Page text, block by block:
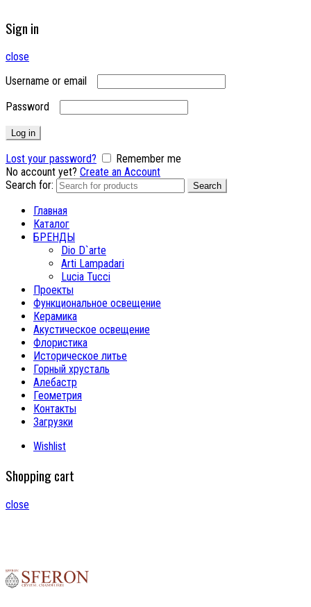
Sign in
close
Username or email
Password
Log in
Lost your password?
Remember me
No account yet? Create an Account
Search for:
Search
Главная
Каталог
БРЕНДЫ
Dio D`arte
Arti Lampadari
Lucia Tucci
Проекты
Функциональное освещение
Керамика
Акустическое освещение
Флористика
Историческое литье
Горный хрусталь
Алебастр
Геометрия
Контакты
Загрузки
Wishlist
Shopping cart
close